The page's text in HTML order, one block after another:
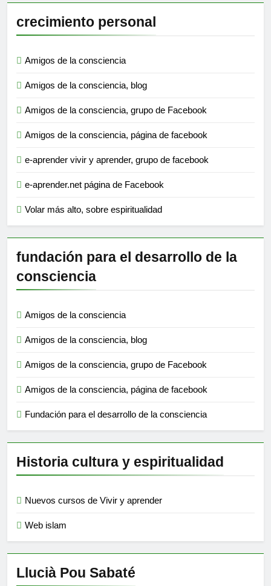
crecimiento personal
Amigos de la consciencia
Amigos de la consciencia, blog
Amigos de la consciencia, grupo de Facebook
Amigos de la consciencia, página de facebook
e-aprender vivir y aprender, grupo de facebook
e-aprender.net página de Facebook
Volar más alto, sobre espiritualidad
fundación para el desarrollo de la
consciencia
Amigos de la consciencia
Amigos de la consciencia, blog
Amigos de la consciencia, grupo de Facebook
Amigos de la consciencia, página de facebook
Fundación para el desarrollo de la consciencia
Historia cultura y espiritualidad
Nuevos cursos de Vivir y aprender
Web islam
Llucià Pou Sabaté